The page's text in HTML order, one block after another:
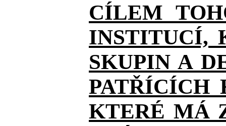
CÍLEM
INSTITUCÍ,
SKUPIN A
PATŘÍCÍCH
KTERÉ MÁ